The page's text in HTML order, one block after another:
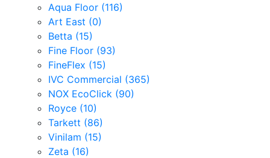
Aqua Floor (116)
Art East (0)
Betta (15)
Fine Floor (93)
FineFlex (15)
IVC Commercial (365)
NOX EcoClick (90)
Royce (10)
Tarkett (86)
Vinilam (15)
Zeta (16)